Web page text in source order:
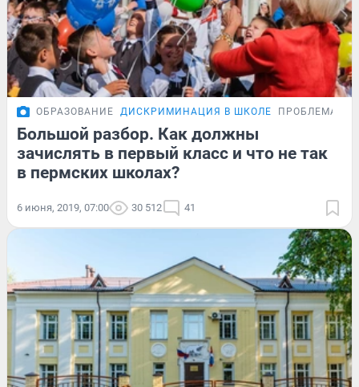
ОБРАЗОВАНИЕ ДИСКРИМИНАЦИЯ В ШКОЛЕ ПРОБЛЕМА
Большой разбор. Как должны
зачислять в первый класс и что не так
в пермских школах?
6 июня, 2019, 07:00 30 512 41